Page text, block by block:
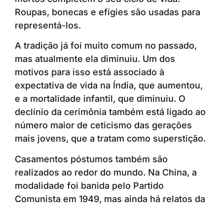
Roupas, bonecas e efígies são usadas para
representá-los.
A tradição já foi muito comum no passado,
mas atualmente ela diminuiu. Um dos
motivos para isso está associado à
expectativa de vida na Índia, que aumentou,
e a mortalidade infantil, que diminuiu. O
declínio da cerimônia também está ligado ao
número maior de ceticismo das gerações
mais jovens, que a tratam como superstição.
Casamentos póstumos também são
realizados ao redor do mundo. Na China, a
modalidade foi banida pelo Partido
Comunista em 1949, mas ainda há relatos da